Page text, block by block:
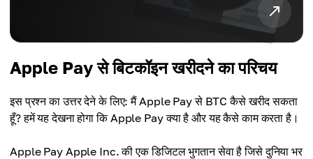
Apple Pay से बिटकॉइन खरीदने का परिचय
इस प्रश्न का उत्तर देने के लिए: मैं Apple Pay से BTC कैसे खरीद सकता
हूँ? हमें यह देखना होगा कि Apple Pay क्या है और यह कैसे काम करता है।
Apple Pay Apple Inc. की एक डिजिटल भुगतान सेवा है जिसे दुनिया भर